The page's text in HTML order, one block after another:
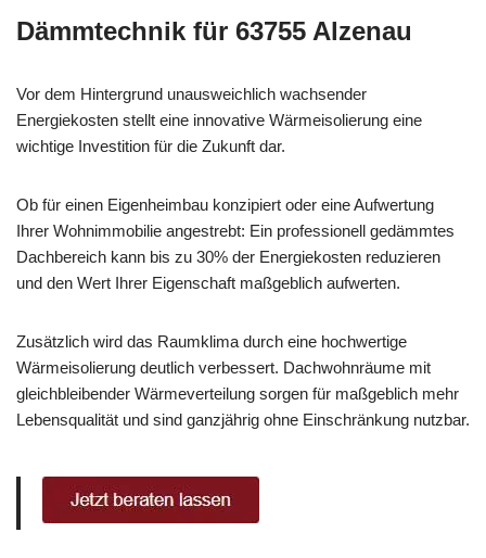
Dämmtechnik für 63755 Alzenau
Vor dem Hintergrund unausweichlich wachsender
Energiekosten stellt eine innovative Wärmeisolierung eine
wichtige Investition für die Zukunft dar.
Ob für einen Eigenheimbau konzipiert oder eine Aufwertung
Ihrer Wohnimmobilie angestrebt: Ein professionell gedämmtes
Dachbereich kann bis zu 30% der Energiekosten reduzieren
und den Wert Ihrer Eigenschaft maßgeblich aufwerten.
Zusätzlich wird das Raumklima durch eine hochwertige
Wärmeisolierung deutlich verbessert. Dachwohnräume mit
gleichbleibender Wärmeverteilung sorgen für maßgeblich mehr
Lebensqualität und sind ganzjährig ohne Einschränkung nutzbar.